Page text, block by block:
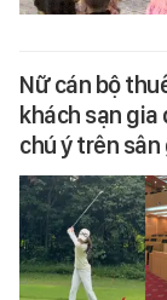
Nữ cán bộ
khách sạn
chú ý trên